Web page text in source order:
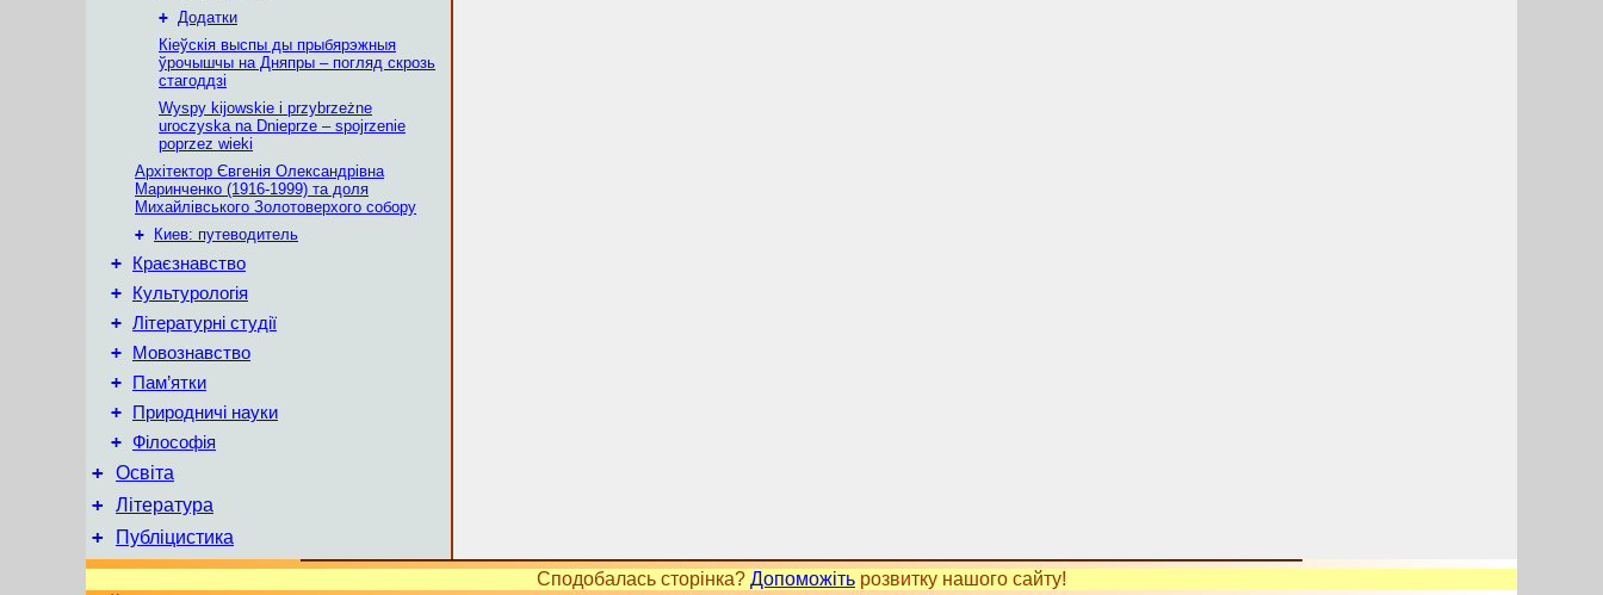
+ Додатки
Кіеўскія выспы ды прыбярэжныя
ўрочышчы на Дняпры – погляд скрозь
стагоддзі
Wyspy kijowskie i przybrzeżne
uroczyska na Dnieprze – spojrzenie
poprzez wieki
Архітектор Євгенія Олександрівна
Маринченко (1916-1999) та доля
Михайлівського Золотоверхого собору
+
Киев: путеводитель
+ Краєзнавство
+ Культурологія
+ Літературні студії
+ Мовознавство
+ Пам’ятки
+ Природничі науки
+ Філософія
+ Освіта
+ Література
+ Публіцистика
Сподобалась сторінка? Допоможіть розвитку нашого сайту!